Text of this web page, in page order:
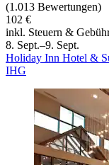
(1.013 Bewertungen)
102 €
inkl. Steuern &
8. Sept.–9. Sept.
Holiday Inn Hotel &
IHG